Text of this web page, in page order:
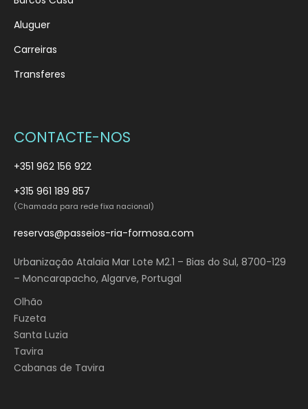
Aluguer
Carreiras
Transferes
CONTACTE-NOS
+351 962 156 922
+315 961 189 857
(Chamada para rede fixa nacional)
reservas@passeios-ria-formosa.com
Urbanização Atalaia Mar Lote M2.1 – Bias do Sul, 8700-129
– Moncarapacho, Algarve, Portugal
Olhão
Fuzeta
Santa Luzia
Tavira
Cabanas de Tavira